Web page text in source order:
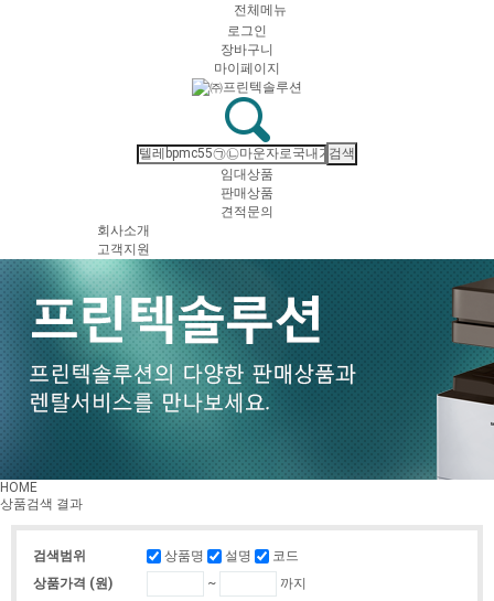
전체메뉴
로그인
장바구니
마이페이지
임대상품
판매상품
견적문의
회사소개
고객지원
HOME
상품검색 결과
검색범위 상품명 설명
코드
상품가격 (원)
~ 까지